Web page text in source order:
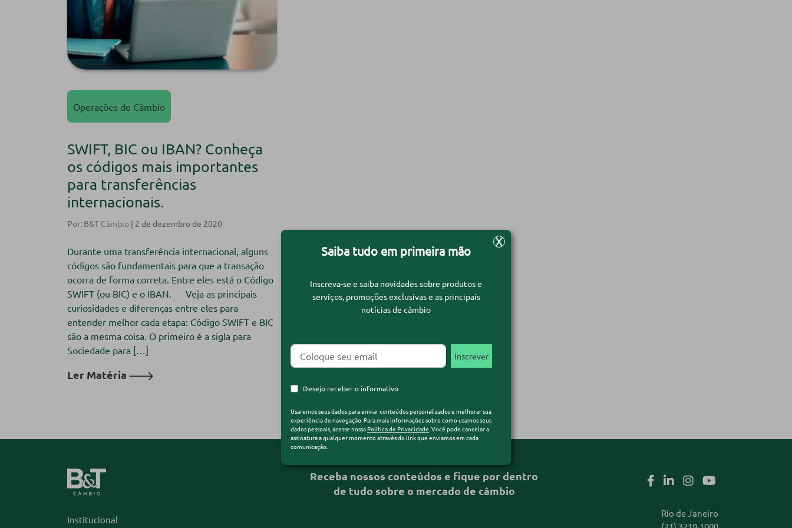
Operações de Câmbio
SWIFT, BIC ou IBAN? Conheça
os códigos mais importantes
para transferências
internacionais.
Por: B&T Câmbio | 2 de dezembro de 2020
Durante uma transferência internacional, alguns
códigos são fundamentais para que a transação
ocorra de forma correta. Entre eles está o Código
SWIFT (ou BIC) e o IBAN.⠀⠀Veja as principais
curiosidades e diferenças entre eles para
entender melhor cada etapa: Código SWIFT e BIC
são a mesma coisa. O primeiro é a sigla para
Sociedade para […]
Ler Matéria
Institucional
Receba nossos conteúdos e fique por dentro
de tudo sobre o mercado de câmbio
Rio de Janeiro
X
Saiba tudo em primeira mão
Inscreva-se e saiba novidades sobre produtos e
serviços, promoções exclusivas e as principais
notícias de câmbio
Desejo receber o informativo
Usaremos seus dados para enviar conteúdos personalizados e melhorar sua
experiência de navegação. Para mais informações sobre como usamos seus
dados pessoais, acesse nossaPolítica de Privacidade . Você pode cancelar a
assinatura a qualquer momento através do link que enviamos em cada
comunicação.